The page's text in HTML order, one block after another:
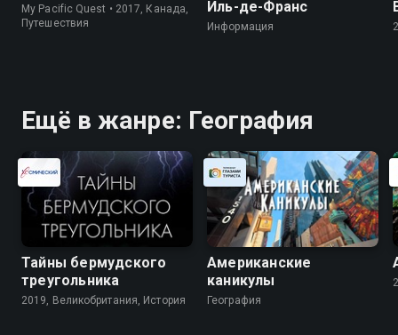
My Pacific Quest • 2017, Канада,
Путешествия
Иль-де-Франс
Информация
Ещё в жанре: География
Тайны бермудского
треугольника
2019, Великобритания, История
Американские
каникулы
География